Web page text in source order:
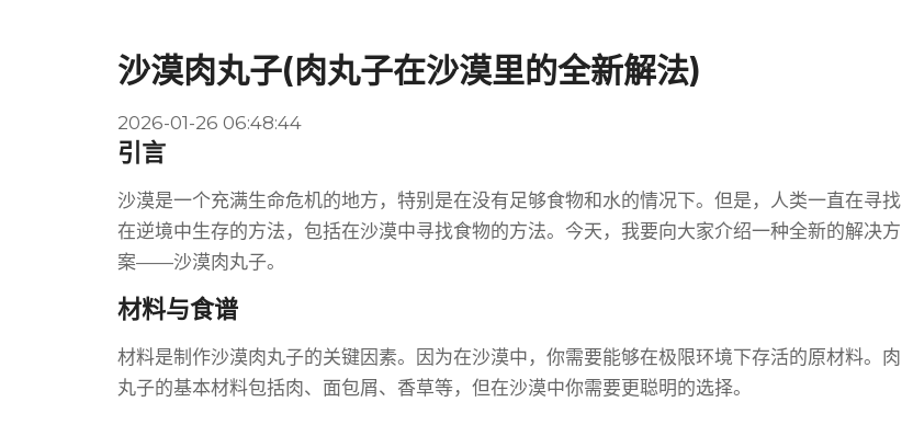
沙漠肉丸子(肉丸子在沙漠里的全新解法)
2026-01-26 06:48:44
引言
沙漠是一个充满生命危机的地方，特别是在没有足够食物和水的情况下。但是，人类一直在寻找
在逆境中生存的方法，包括在沙漠中寻找食物的方法。今天，我要向大家介绍一种全新的解决方
案——沙漠肉丸子。
材料与食谱
材料是制作沙漠肉丸子的关键因素。因为在沙漠中，你需要能够在极限环境下存活的原材料。肉
丸子的基本材料包括肉、面包屑、香草等，但在沙漠中你需要更聪明的选择。